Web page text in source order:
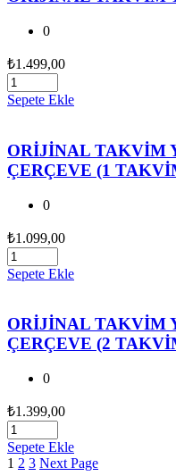
0
₺1.499,00
Sepete Ekle
ORİJİNAL TAKVİM
ÇERÇEVE (1
0
₺1.099,00
Sepete Ekle
ORİJİNAL TAKVİM
ÇERÇEVE (2
0
₺1.399,00
Sepete Ekle
1 2 3 Next Page